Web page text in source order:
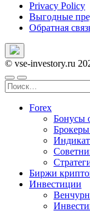
Privacy Policy
Выгодные
Обратная
© vse-investory.ru
Найти:
Forex
Бонусы
Биржи
Инвестиции